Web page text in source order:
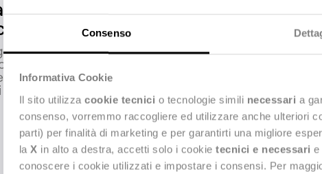
Consenso
Informativa Cookie
Il sito utilizza cookie tecnici o tecnologie simili necessari a
consenso, vorremmo raccogliere ed utilizzare anche ulteriori
parti) per finalità di marketing e per garantirti una migliore
la X in alto a destra, accetti solo i cookie tecnici e necessari e
conoscere i cookie utilizzati e impostare i consensi. Per
AI: la nuova
decisionale
di due Business Analyst
Campodonico) a
al Decision Science
Patrimonio che
Nuove sfide per i
Musei e archivi
Oltre a sostenere più di
contribuiscono a
rafforzare reputazione e
imprese.Fornisci il tuo